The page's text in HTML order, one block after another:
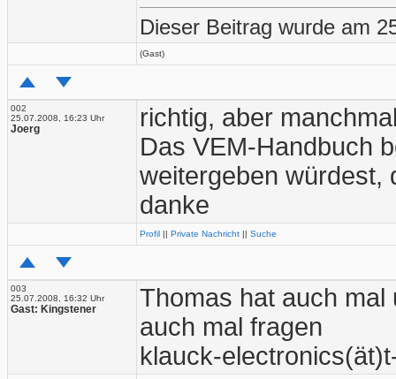
Dieser Beitrag wurde am
(Gast)
002
25.07.2008, 16:23 Uhr
Joerg
richtig, aber
Das VEM-Handbuch
weitergeben würdest,
danke
Profil || Private Nachricht || Suche
003
25.07.2008, 16:32 Uhr
Gast: Kingstener
Thomas hat auch
auch mal fragen
klauck-